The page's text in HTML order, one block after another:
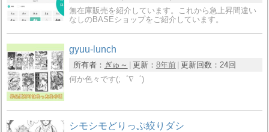
無在庫販売を紹介しています。これから急上昇間違い
なしのBASEショップをご紹介しています。
gyuu-lunch
所有者： ぎゅ～ 更新： 8年前 更新回数： 24回
何か色々です(;゜∇゜)
シモシモどりっぷ絞りダシ